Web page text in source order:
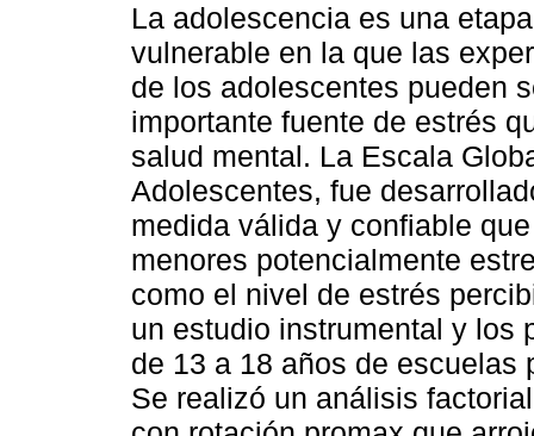
La adolescencia es una
vulnerable en la que las
de los adolescentes pueden
importante fuente de estrés
salud mental. La Escala
Adolescentes, fue
medida válida y confiable
menores potencialmente
como el nivel de estrés
un estudio instrumental y los
de 13 a 18 años de
Se realizó un análisis